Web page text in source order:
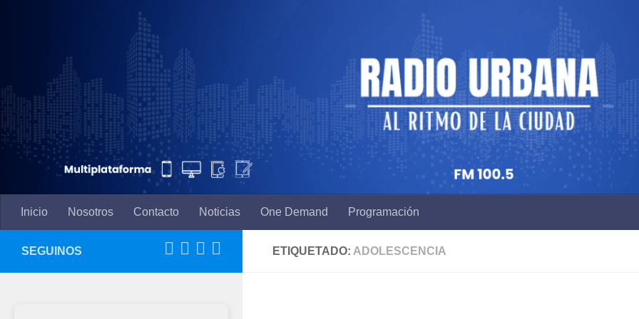
Inicio Nosotros Contacto Noticias One Demand Programación
ETIQUETADO: ADOLESCENCIA
SEGUINOS